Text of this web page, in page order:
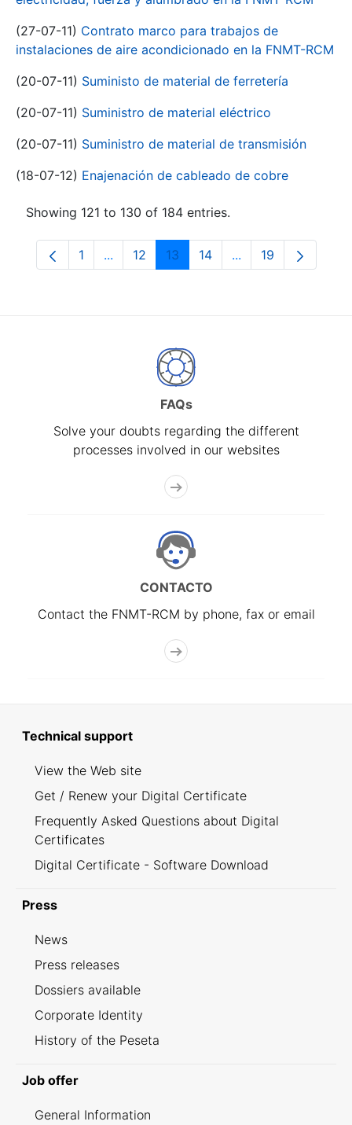
(27-07-11) Contrato marco para trabajos de
instalaciones de aire acondicionado en la FNMT-RCM
(20-07-11) Suministo de material de ferretería
(20-07-11) Suministro de material eléctrico
(20-07-11) Suministro de material de transmisión
(18-07-12) Enajenación de cableado de cobre
Showing 121 to 130 of 184 entries.
Page
1 ...Intermediate Pages Use TAB to navigate.
Page
12 Page
13 Page
14 ...Intermediate
Page
19
FAQs
Solve your doubts regarding the different
processes involved in our websites
CONTACTO
Contact the FNMT-RCM by phone, fax or email
Technical support
View the Web site
Get / Renew your Digital Certificate
Frequently Asked Questions about Digital
Certificates
Digital Certificate - Software Download
Press
News
Press releases
Dossiers available
Corporate Identity
History of the Peseta
Job offer
General Information